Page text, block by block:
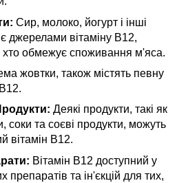
Сир, молоко, йогурт і інші
джерелами вітаміну B12,
хто обмежує споживання м'яса.
жовтки, також містять певну
Деякі продукти, такі як
соки та соєві продукти, можуть
вітамін B12.
Вітамін B12 доступний у
препаратів та ін'єкцій для тих,